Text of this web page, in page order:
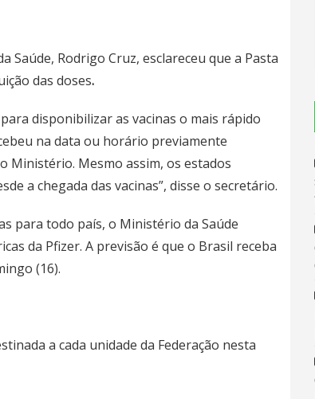
Rodrigo Cruz, esclareceu que a Pasta
das doses.
disponibilizar as vacinas o mais rápido
na data ou horário previamente
Mesmo assim, os estados
a chegada das vacinas”, disse o secretário.
para todo país, o Ministério da Saúde
da Pfizer. A previsão é que o Brasil receba
(16).
a cada unidade da Federação nesta